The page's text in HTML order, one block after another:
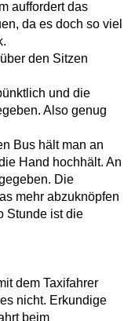
auffordert das
da es doch so viel
den Sitzen
und die
Also genug
Bus hält man an
Hand hochhält. An
Die
mehr abzuknöpfen
Stunde ist die
dem Taxifahrer
nicht. Erkundige
beim